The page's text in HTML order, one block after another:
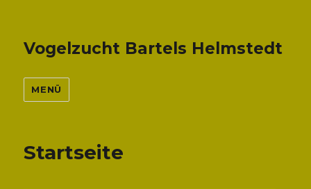
Vogelzucht Bartels Helmstedt
MENÜ
Startseite